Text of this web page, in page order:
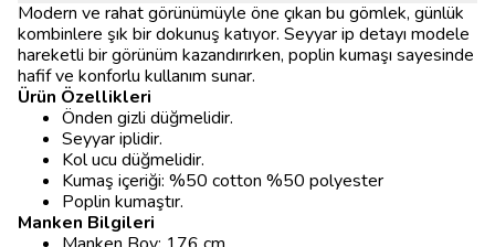
Modern ve rahat görünümüyle öne çıkan bu gömlek, günlük
kombinlere şık bir dokunuş katıyor. Seyyar ip detayı modele
hareketli bir görünüm kazandırırken, poplin kumaşı sayesinde
hafif ve konforlu kullanım sunar.
Ürün Özellikleri
Önden gizli düğmelidir.
Seyyar iplidir.
Kol ucu düğmelidir.
Kumaş içeriği: %50 cotton %50 polyester
Poplin kumaştır.
Manken Bilgileri